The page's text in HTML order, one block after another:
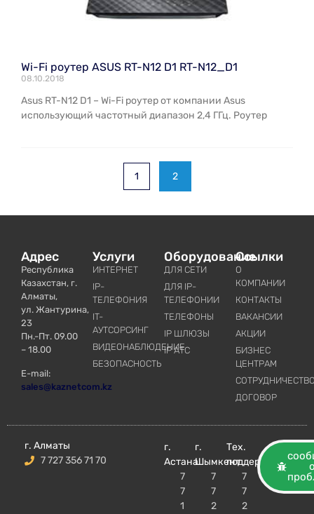
Wi-Fi роутер ASUS RT-N12 D1 RT-N12_D1
08.10.2018
Asus RT-N12 D1 – Wi-Fi роутер от компании Asus
использующий частотный диапазон 2,4 ГГц. Роутер
1 2
Адрес
Республика
Казахстан, г.
Алматы,
ул. Жантурина,
23
Пн.-Пт. 09.00
– 18.00
E-mail:
sales@kaznetcom.kz
Услуги
ИНТЕРНЕТ
IP-
ТЕЛЕФОНИЯ
IT-
АУТСОРСИНГ
ВИДЕОНАБЛЮДЕНИЕ
БЕЗОПАСНОСТЬ
Оборудование
ДЛЯ СЕТИ
ДЛЯ IP-
ТЕЛЕФОНИИ
ТЕЛЕФОНЫ
IP ШЛЮЗЫ
IP АТС
Ссылки
О
КОМПАНИИ
КОНТАКТЫ
ВАКАНСИИ
АКЦИИ
БИЗНЕС
ЦЕНТРАМ
ДОГОВОР
г. Алматы
7 727 356 71 70
г.
Астана
7
7
1
г.
Шымкент
7
7
2
Тех.
поддержка
7
7
2